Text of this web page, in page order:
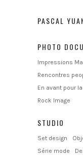
PASCAL
PHOTO
Impressions
Rencontres
En avant pour
Rock Image
STUDIO
Set design
Série mode